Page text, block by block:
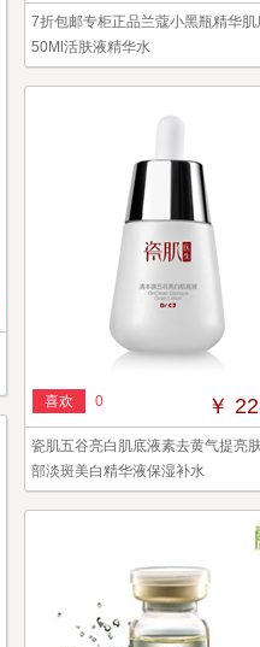
7折包邮专柜正品兰蔻小黑瓶精华肌
50Ml活肤液精华水
喜欢
0 ￥
瓷肌五谷亮白肌底液素去黄气提亮
部淡斑美白精华液保湿补水